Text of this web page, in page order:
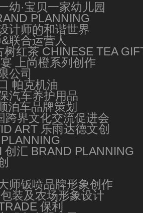
幼·宝贝一家幼儿园
PLANNING
计师的和谐世界
联合运营人
树红茶 CHINESE TEA
宴 上尚橙系列创作
公司
帕克机油
汽车养护用品
泊车品牌策划
跨界文化交流促进会
ART 乐雨达德文创
创汇 BRAND PLANNING
师钣喷品牌形象创作
装及农场形象设计
保利